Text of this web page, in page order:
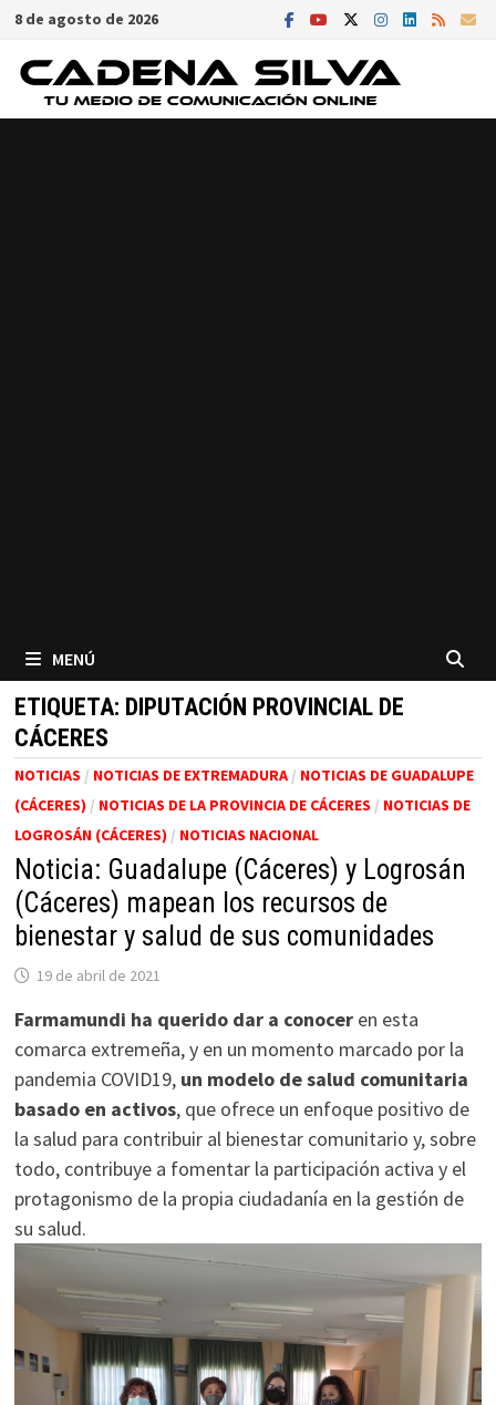
Saltar
contenido
8 de agosto de 2026
MENÚ
ETIQUETA: DIPUTACIÓN PROVINCIAL DE
CÁCERES
NOTICIAS / NOTICIAS DE EXTREMADURA/ NOTICIAS DE GUADALUPE
(CÁCERES) / NOTICIAS DE LA PROVINCIA DE CÁCERES / NOTICIAS DE
LOGROSÁN (CÁCERES) / NOTICIAS NACIONAL
Noticia: Guadalupe (Cáceres) y Logrosán
(Cáceres) mapean los recursos de
bienestar y salud de sus comunidades
19 de abril de 2021
Farmamundi ha querido dar a conoceren esta
comarca extremeña, y en un momento marcado por la
pandemia COVID19, un modelo de salud comunitaria
basado en activos, que ofrece un enfoque positivo de
la salud para contribuir al bienestar comunitario y, sobre
todo, contribuye a fomentar la participación activa y el
protagonismo de la propia ciudadanía en la gestión de
su salud.